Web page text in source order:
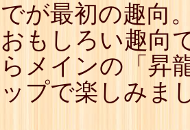
が最初の趣向
もしろい趣向
メインの「昇
プで楽しみま